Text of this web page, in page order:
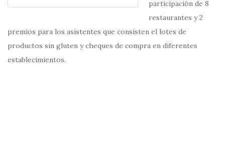
participación de 8
restaurantes y 2
premios para los asistentes que consisten el lotes de
productos sin gluten y cheques de compra en diferentes
establecimientos.